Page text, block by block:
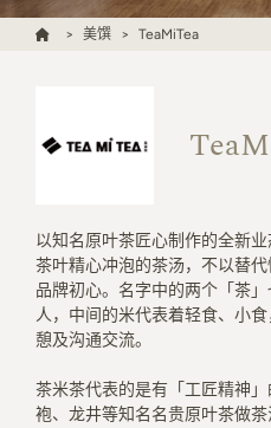
美馔 TeaMiTea
以知名原叶茶匠心制作的全新
茶叶精心冲泡的茶汤，不以替
品牌初心。名字中的两个「茶
人，中间的米代表着轻食、小
憩及沟通交流。
茶米茶代表的是有「工匠精神
袍、龙井等知名名贵原叶茶做